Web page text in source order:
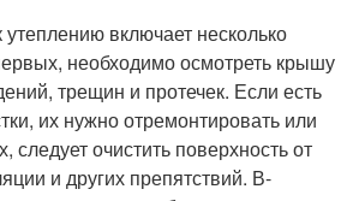
включает несколько
необходимо осмотреть крышу
трещин и протечек. Если есть
их нужно отремонтировать или
следует очистить поверхность от
и других препятствий. В-